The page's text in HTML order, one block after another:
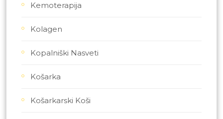
Kemoterapija
Kolagen
Kopalniški Nasveti
Košarka
Košarkarski Koši